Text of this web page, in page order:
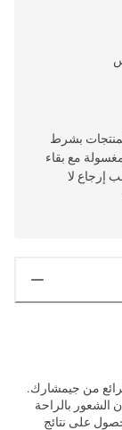
وسريعة خلال 30 يوم للمنتجات بشرط
مع بقاء
إرجاع لا
من جيمشارك.
الشعور بالراحة
على نتائج